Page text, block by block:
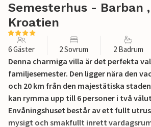
Semesterhus - Barban ,
Kroatien
6 Gäster 2 Sovrum 2 Badrum
Denna charmiga villa är det perfekta
familjesemester. Den ligger nära den
och 20 km från den majestätiska
kan rymma upp till 6 personer i två
Envåningshuset består av ett fullt
mysigt och smakfullt inrett